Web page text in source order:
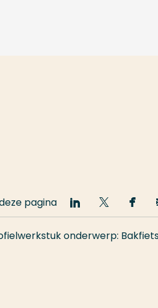
onderwerp:
pagina
Deel
op
LinkedIn
Deel
op
Twitter